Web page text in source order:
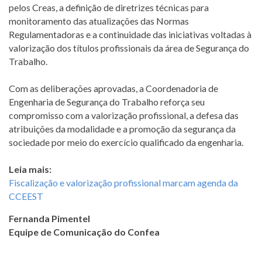
pelos Creas, a definição de diretrizes técnicas para
monitoramento das atualizações das Normas
Regulamentadoras e a continuidade das iniciativas voltadas à
valorização dos títulos profissionais da área de Segurança do
Trabalho.
Com as deliberações aprovadas, a Coordenadoria de
Engenharia de Segurança do Trabalho reforça seu
compromisso com a valorização profissional, a defesa das
atribuições da modalidade e a promoção da segurança da
sociedade por meio do exercício qualificado da engenharia.
Leia mais:
Fiscalização e valorização profissional marcam agenda da
CCEEST
Fernanda Pimentel
Equipe de Comunicação do Confea